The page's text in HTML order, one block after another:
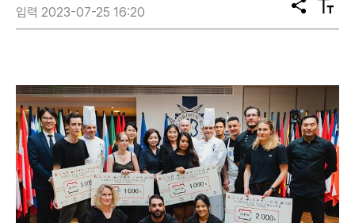
입력 2023-07-25 16:20
공
유
텍
스